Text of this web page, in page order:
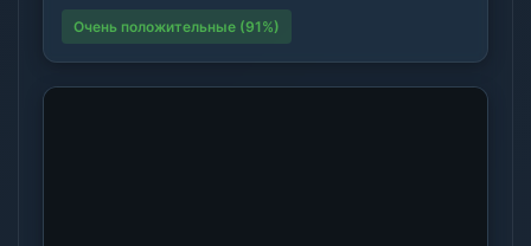
Очень положительные (91%)